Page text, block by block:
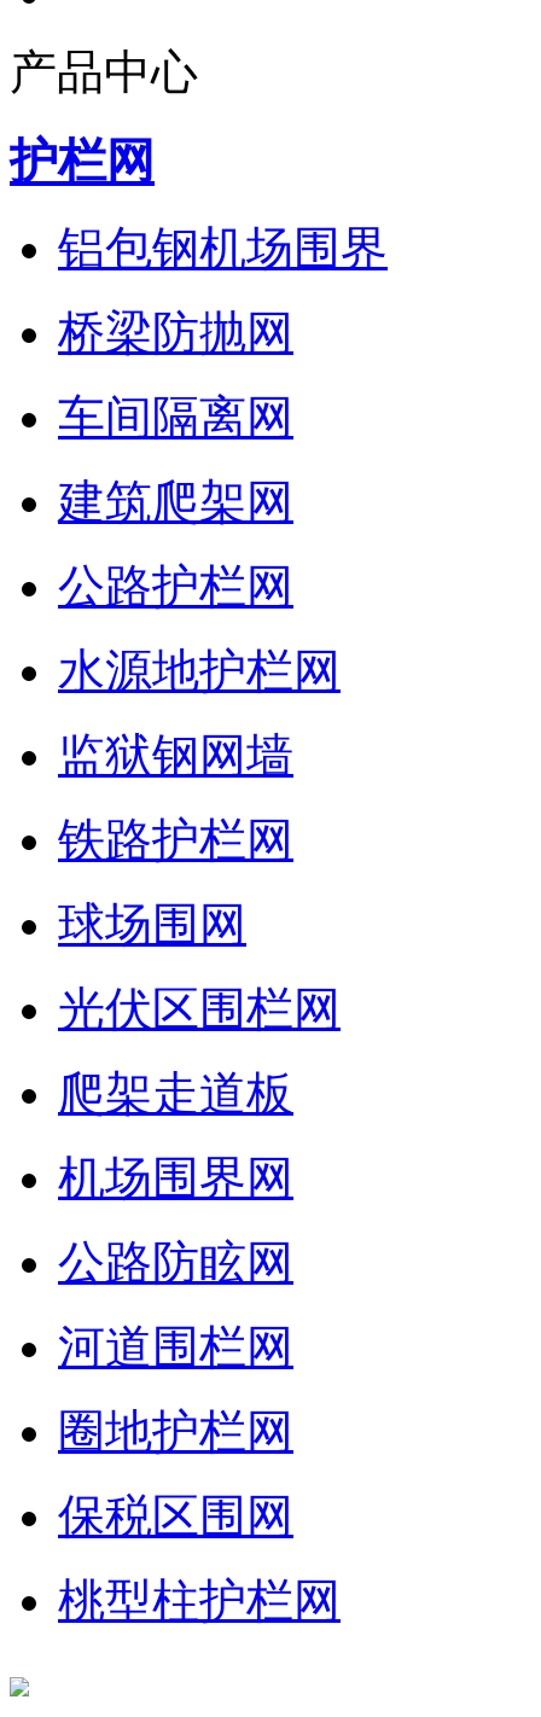
产品中心
护栏网
铝包钢机场围界
桥梁防抛网
车间隔离网
建筑爬架网
公路护栏网
水源地护栏网
监狱钢网墙
铁路护栏网
球场围网
光伏区围栏网
爬架走道板
机场围界网
公路防眩网
河道围栏网
圈地护栏网
保税区围网
桃型柱护栏网